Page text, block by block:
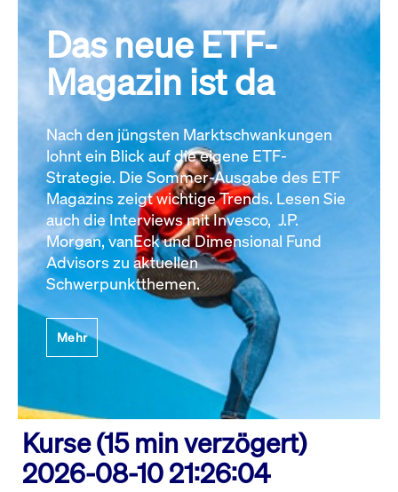
Das neue ETF-
Magazin ist da
Nach den jüngsten Marktschwankungen
lohnt ein Blick auf die eigene ETF-
Strategie. Die Sommer-Ausgabe des ETF
Magazins zeigt wichtige Trends. Lesen Sie
auch die Interviews mit Invesco, J.P.
Morgan, vanEck und Dimensional Fund
Advisors zu aktuellen
Schwerpunktthemen.
Mehr
Kurse (15 min verzögert)
2026-08-10 21:26:04